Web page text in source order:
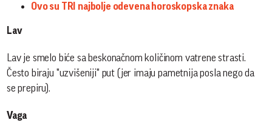
Ovo su TRI najbolje odevena horoskopska znaka
Lav
Lav je smelo biće sa beskonačnom količinom vatrene strasti.
Često biraju "uzvišeniji" put (jer imaju pametnija posla nego da
se prepiru).
Vaga